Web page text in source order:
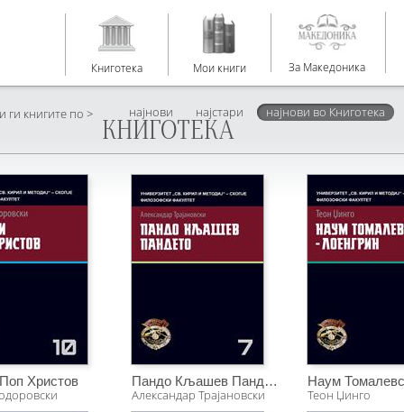
Книготека Мои книги За Македоника
За нас
Услови за користење
Автори
ги книгите по > најнови во Книготека
најстари
најнови
КНИГОТЕКА
Христов Пандо Кљашев Пандето
Александар Трајановски Теон Џинго